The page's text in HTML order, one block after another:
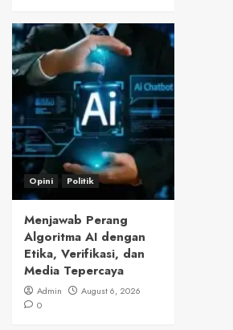
Opini Politik
Menjawab Perang
Algoritma AI dengan
Etika, Verifikasi, dan
Media Tepercaya
Admin
August 6, 2026
0